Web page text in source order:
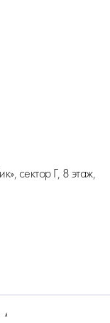
сектор Г, 8 этаж,